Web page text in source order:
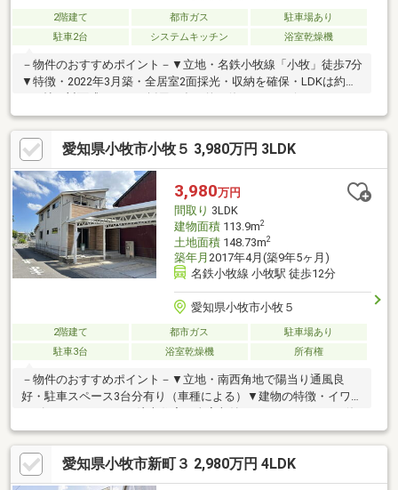
2階建て 都市ガス
駐車場あり
駐車2台
システムキッチン 浴室乾燥機
－物件のおすすめポイント－▼立地・名鉄小牧線「小牧」徒歩7分
▼特徴・2022年3月築・全居室2面採光・収納を確保・LDKは約
有・リビングから出入り可能なテラス付・南西向きバルコニー▼
設備・食洗機・浴室乾燥機・全窓二重サッシ▼周辺環境・小牧市
立小牧小学校 徒歩5分(約400m)※テラス部分の画像は、実際のテラ
スに家具・調度品を配置した場合の例であり、家具等は販売価格
には含まれません■ ご希望の住まい探しをお手伝いします
━━━━━・・・物件の詳細・ご相談はお気軽にお問い合わせく
ださい。
愛知県小牧市小牧５ 3,980万円 3LDK
3,980万円
間取り 3LDK
建物面積113.9m2
土地面積148.73m2
築年月 2017年4月(築9年5ヶ月)
名鉄小牧線 小牧駅 徒歩12分
愛知県小牧市小牧５
2階建て 都市ガス
駐車場あり
駐車3台
浴室乾燥機 所有権
－物件のおすすめポイント－▼立地・南西角地で陽当り通風良
好・駐車スペース3台分有り（車種による）▼建物の特徴・イワク
いやすい▼お部屋の特徴・約8.4帖の洋室にウォークインクローゼ
ット・対面式キッチンで家族の会話が弾む・水回りを一箇所に集
中し家事動線良好・南面バルコニー▼設備・全室収納スペースあ
り利便性高い・玄関横に収納スペースがあり便利▼周辺環境・周
愛知県小牧市新町３ 2,980万円 4LDK